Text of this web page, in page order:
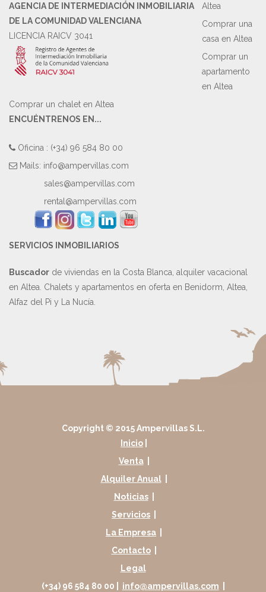
AGENCIA DE INTERMEDIACIÓN INMOBILIARIA
DE LA COMUNIDAD VALENCIANA
LICENCIA RAICV 3041
Altea
Comprar una
casa en Altea
Comprar un
apartamento
en Altea
Comprar un chalet en Altea
ENCUÉNTRENOS EN...
Oficina : (+34) 96 584 80 00
Mails: info@ampervillas.com
sales@ampervillas.com
rental@ampervillas.com
SERVICIOS INMOBILIARIOS
Buscador de viviendas en la Costa Blanca, alquiler vacacional
en Altea. Chalets y apartamentos en oferta en Benidorm, Altea,
Alfaz del Pi y La Nucía.
Copyright © 2015 Ampervillas S.L.
Inicio
Venta
Alquiler Anual
Noticias
Servicios
La Empresa
Contacto
Legal
(+34) 96 584 80 00 |
info@ampervillas.com